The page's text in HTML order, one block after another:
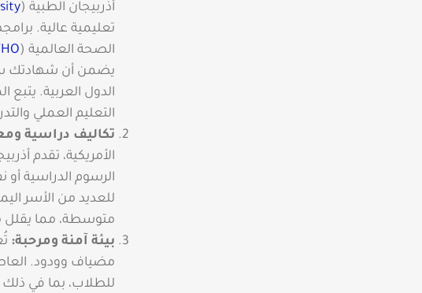
أذربيجان الطبية (
تعليمية عالية.
الصحة العالمية (
يضمن أن شهادتك
الدول العربية. يتبع
التعليم العملي
تكاليف دراسية
الأمريكية، تقدم
الرسوم الدراسية
للعديد من الأسر
متوسطة، مما يقلل
بيئة آمنة ومرحبة:
مضياف وودود.
للطلاب، بما في ذلك